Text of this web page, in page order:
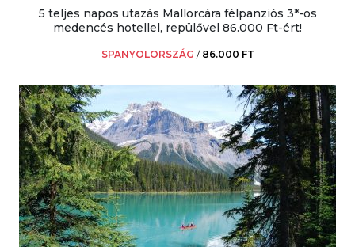
5 teljes napos utazás Mallorcára félpanziós 3*-os
medencés hotellel, repülővel 86.000 Ft-ért!
SPANYOLORSZÁG / 86.000 FT